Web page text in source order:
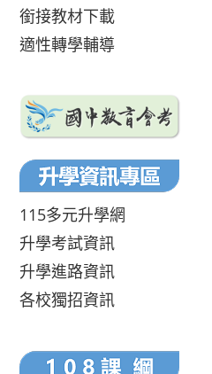
銜接教材下載
適性轉學輔導
115多元升學網
升學考試資訊
升學進路資訊
各校獨招資訊